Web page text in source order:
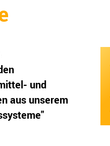
und
aus unserem